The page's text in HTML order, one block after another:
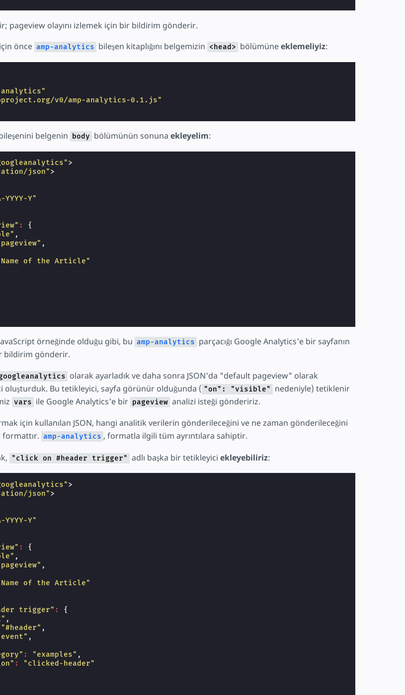
pageview olayını izlemek için bir bildirim gönderir.
önce amp-analytics bileşen kitaplığını belgemizin <head> bölümüneeklemeliyiz:
analytics"
v0/amp-analytics-0.1.js"
belgenin body bölümünün sonuna ekleyelim:
>
json">
YYYY-Y"
:
{
,
,
of the Article"
örneğinde olduğu gibi, bu amp-analytics parçacığı Google Analytics'e bir sayfanın
bildirim gönderir.
olarak ayarladık ve daha sonra JSON'da "default pageview" olarak
oluşturduk. Bu tetikleyici, sayfa görünür olduğunda ( "on": "visible"
nedeniyle) tetiklenir
vars ile Google Analytics'e bir pageview analizi isteği göndeririz.
için kullanılan JSON, hangi analitik verilerin gönderileceğini ve ne zaman gönderileceğini
formattır. amp-analytics , formatla ilgili tüm ayrıntılara sahiptir.
"click on #header trigger" adlı başka bir tetikleyici ekleyebiliriz:
>
json">
YYYY-Y"
:
{
,
,
of the Article"
trigger" :
{
,
"#header" ,
,
: "examples" ,
:
"clicked-header"